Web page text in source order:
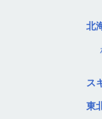
北
ス
東